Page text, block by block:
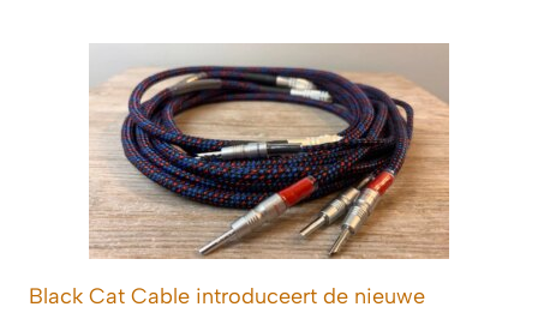
Black Cat Cable introduceert de nieuwe